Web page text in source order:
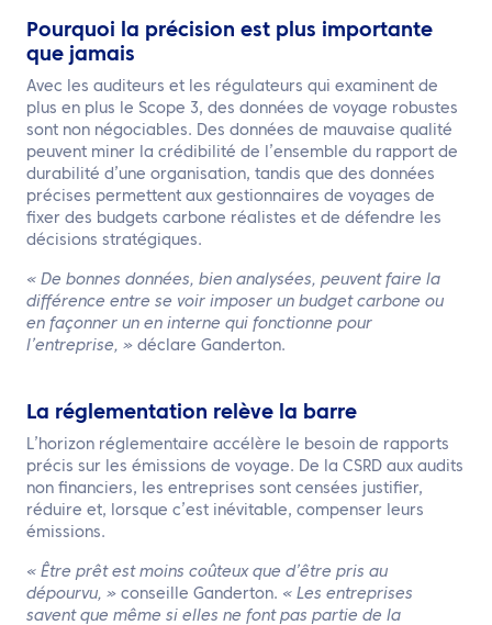
Pourquoi la précision est plus importante
que jamais
Avec les auditeurs et les régulateurs qui examinent de
plus en plus le Scope 3, des données de voyage robustes
sont non négociables. Des données de mauvaise qualité
peuvent miner la crédibilité de l’ensemble du rapport de
durabilité d’une organisation, tandis que des données
précises permettent aux gestionnaires de voyages de
fixer des budgets carbone réalistes et de défendre les
décisions stratégiques.
« De bonnes données, bien analysées, peuvent faire la
différence entre se voir imposer un budget carbone ou
en façonner un en interne qui fonctionne pour
l’entreprise, » déclare Ganderton.
La réglementation relève la barre
L’horizon réglementaire accélère le besoin de rapports
précis sur les émissions de voyage. De la CSRD aux audits
non financiers, les entreprises sont censées justifier,
réduire et, lorsque c’est inévitable, compenser leurs
émissions.
« Être prêt est moins coûteux que d’être pris au
dépourvu, » conseille Ganderton. « Les entreprises
savent que même si elles ne font pas partie de la